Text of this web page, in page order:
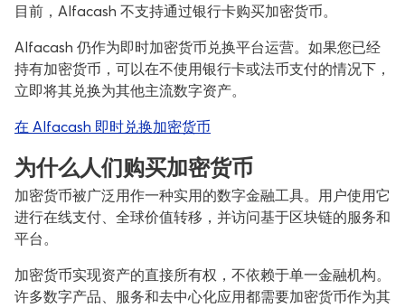
目前，Alfacash 不支持通过银行卡购买加密货币。
Alfacash 仍作为即时加密货币兑换平台运营。如果您已经
持有加密货币，可以在不使用银行卡或法币支付的情况下，
立即将其兑换为其他主流数字资产。
在 Alfacash 即时兑换加密货币
为什么人们购买加密货币
加密货币被广泛用作一种实用的数字金融工具。用户使用它
进行在线支付、全球价值转移，并访问基于区块链的服务和
平台。
加密货币实现资产的直接所有权，不依赖于单一金融机构。
许多数字产品、服务和去中心化应用都需要加密货币作为其